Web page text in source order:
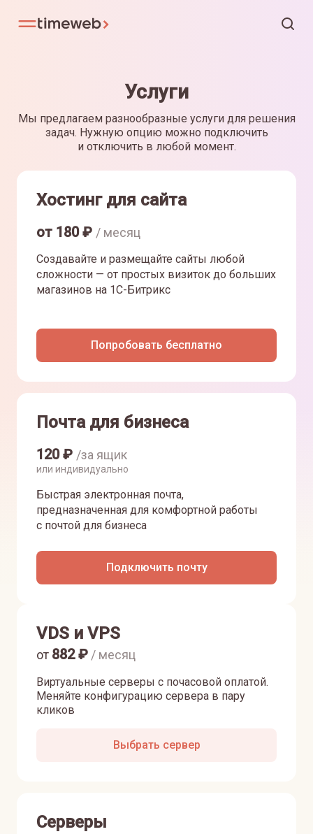
Услуги
Мы предлагаем разнообразные услуги для решения
задач. Нужную опцию можно подключить
и отключить в любой момент.
Хостинг для сайта
от 180₽ / месяц
Создавайте и размещайте сайты любой
сложности — от простых визиток до больших
магазинов на 1С-Битрикс
Попробовать бесплатно
Почта для бизнеса
120₽ /за ящик
или индивидуально
Быстрая электронная почта,
предназначенная для комфортной работы
с почтой для бизнеса
Подключить почту
VDS и VPS
Виртуальные серверы с почасовой оплатой.
Меняйте конфигурацию сервера в пару
кликов
от 882₽ / месяц
Выбрать сервер
Серверы